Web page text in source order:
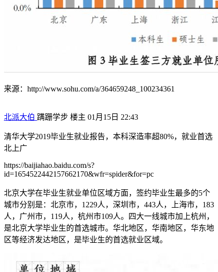
来源：http://www.sohu.com/a/364659248_100234361
北派大伯 蹒跚学步 楼主 01月15日 22:43
清华大学2019毕业生就业报告，本科深造率超80%，就业首选
北上广
https://baijiahao.baidu.com/s?
id=1654522442157662170&wfr=spider&for=pc
北京大学在毕业生就业单位区域方面，签约毕业生最多的5个
城市分别是：北京市，1229人，深圳市，443人，上海市，183
人，广州市，119人，杭州市109人。四大一线城市加上杭州，
是北京大学毕业生的首选城市。华北地区，华南地区，华东地
区等经济发达地区，是毕业生的首选就业区域。